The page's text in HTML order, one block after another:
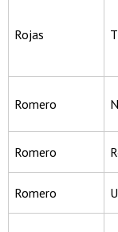
Rojas
Romero
Romero
Romero